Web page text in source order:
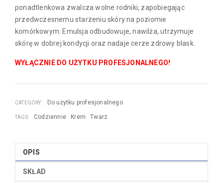
ponadtlenkowa zwalcza wolne rodniki, zapobiegając
przedwczesnemu starzeniu skóry na poziomie
komórkowym. Emulsja odbudowuje, nawilża, utrzymuje
skórę w dobrej kondycji oraz nadaje cerze zdrowy blask.
WYŁĄCZNIE DO UŻYTKU PROFESJONALNEGO!
CATEGORY: Do użytku profesjonalnego
TAGS: Codziennie Krem Twarz
OPIS
SKŁAD